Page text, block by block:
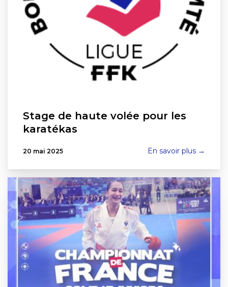
Stage de haute volée pour les
karatékas
20 mai 2025 En savoir plus →